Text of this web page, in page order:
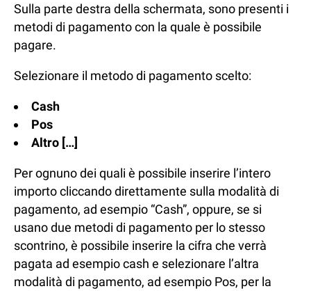
Sulla parte destra della schermata, sono presenti i
metodi di pagamento con la quale è possibile
pagare.
Selezionare il metodo di pagamento scelto:
Cash
Pos
Altro […]
Per ognuno dei quali è possibile inserire l’intero
importo cliccando direttamente sulla modalità di
pagamento, ad esempio “Cash”, oppure, se si
usano due metodi di pagamento per lo stesso
scontrino, è possibile inserire la cifra che verrà
pagata ad esempio cash e selezionare l’altra
modalità di pagamento, ad esempio Pos, per la